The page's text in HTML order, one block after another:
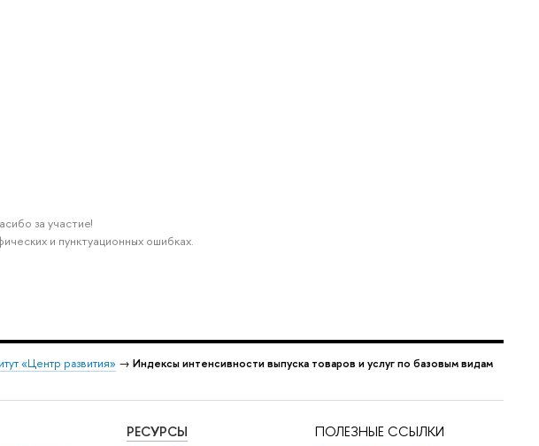
за участие!
и пунктуационных ошибках.
«Центр развития» → Индексы интенсивности выпуска товаров и услуг по базовым видам
РЕСУРСЫ ПОЛЕЗНЫЕ ССЫЛКИ